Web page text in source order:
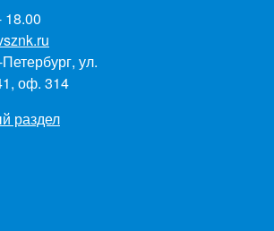
18.00
ул.
оф. 314
раздел